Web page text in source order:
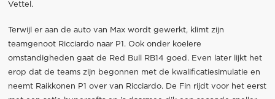
Vettel.
Terwijl er aan de auto van Max wordt gewerkt, klimt zijn
teamgenoot Ricciardo naar P1. Ook onder koelere
omstandigheden gaat de Red Bull RB14 goed. Even later lijkt het
erop dat de teams zijn begonnen met de kwalificatiesimulatie en
neemt Raikkonen P1 over van Ricciardo. De Fin rijdt voor het eerst